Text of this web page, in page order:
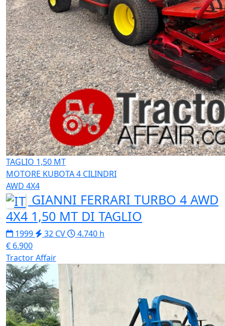
TAGLIO 1,50 MT
MOTORE KUBOTA 4 CILINDRI
AWD 4X4
GIANNI FERRARI TURBO 4 AWD
4X4 1,50 MT DI TAGLIO
1999 32 CV
4.740 h
€ 6.900
Tractor Affair